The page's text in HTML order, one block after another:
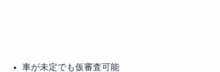
車が未定でも仮審査可能